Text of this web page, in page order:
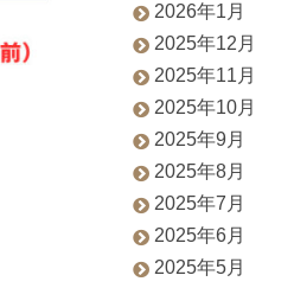
2026年1月
2025年12月
2025年11月
2025年10月
2025年9月
2025年8月
2025年7月
2025年6月
2025年5月